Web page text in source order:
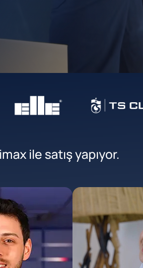
ile satış yapıyor.